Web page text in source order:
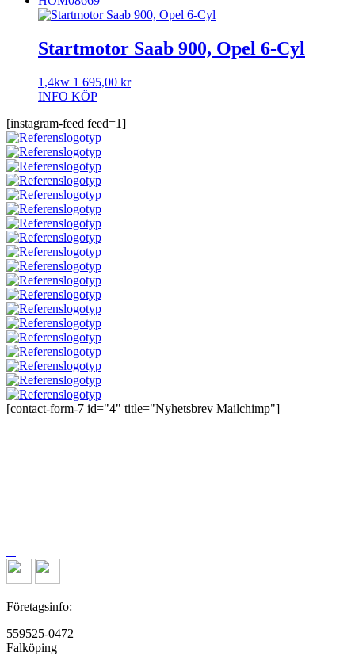
Startmotor Saab 900, Opel 6-Cyl
1,4kw 1 695,00 kr
INFO KÖP
[instagram-feed feed=1]
[contact-form-7 id="4" title="Nyhetsbrev Mailchimp"]
Företagsinfo:
559525-0472
Falköping